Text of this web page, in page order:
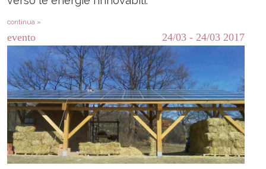
continua »
evento 24/03 - 24/03 2017